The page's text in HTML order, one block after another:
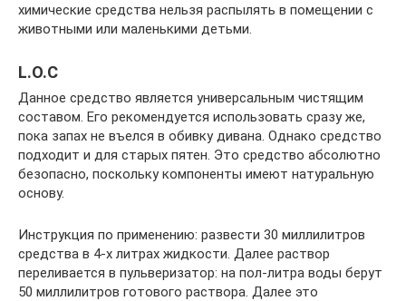
химические средства нельзя распылять в помещении с
животными или маленькими детьми.
L.O.C
Данное средство является универсальным чистящим
составом. Его рекомендуется использовать сразу же,
пока запах не въелся в обивку дивана. Однако средство
подходит и для старых пятен. Это средство абсолютно
безопасно, поскольку компоненты имеют натуральную
основу.
Инструкция по применению: развести 30 миллилитров
средства в 4-х литрах жидкости. Далее раствор
переливается в пульверизатор: на пол-литра воды берут
50 миллилитров готового раствора. Далее это